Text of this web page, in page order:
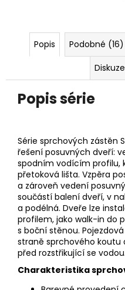
Popis Podobné (16)
Diskuze
Popis série
Série sprchových zástěn
řešení posuvných dveří:
spodním vodícím profilu,
přetoková lišta. Vzpěra
a zároveň vedení
součástí balení dveří, v
a podélná. Dveře lze
profilem, jako walk-in do
s boční stěnou.
straně sprchového koutu
před rozstřikující se vodou.
Charakteristika